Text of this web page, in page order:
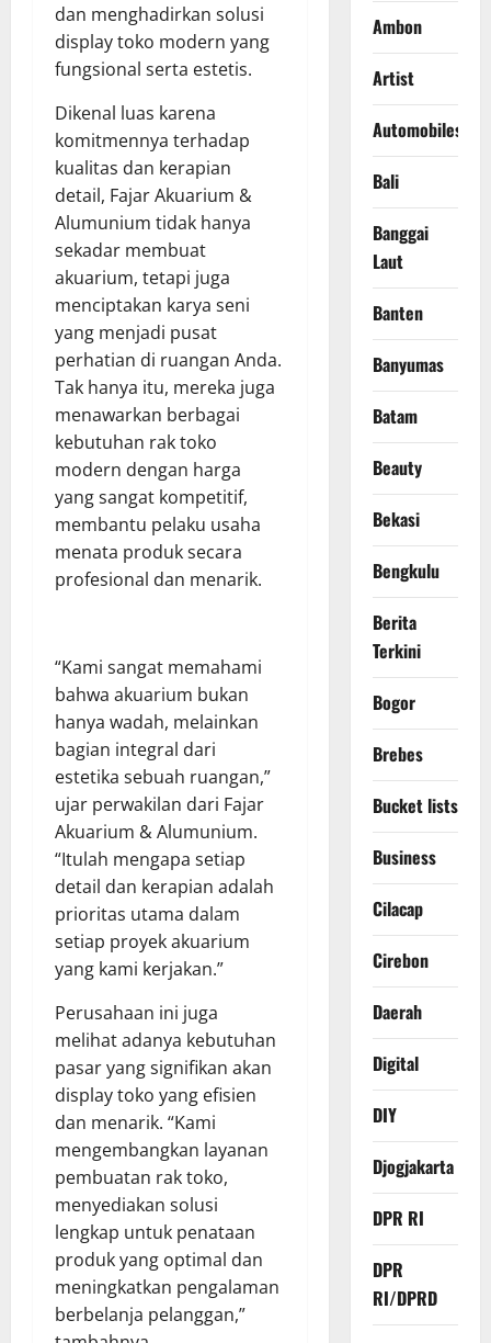
dan menghadirkan solusi
display toko modern yang
fungsional serta estetis.
Dikenal luas karena
komitmennya terhadap
kualitas dan kerapian
detail, Fajar Akuarium &
Alumunium tidak hanya
sekadar membuat
akuarium, tetapi juga
menciptakan karya seni
yang menjadi pusat
perhatian di ruangan Anda.
Tak hanya itu, mereka juga
menawarkan berbagai
kebutuhan rak toko
modern dengan harga
yang sangat kompetitif,
membantu pelaku usaha
menata produk secara
profesional dan menarik.
“Kami sangat memahami
bahwa akuarium bukan
hanya wadah, melainkan
bagian integral dari
estetika sebuah ruangan,”
ujar perwakilan dari Fajar
Akuarium & Alumunium.
“Itulah mengapa setiap
detail dan kerapian adalah
prioritas utama dalam
setiap proyek akuarium
yang kami kerjakan.”
Perusahaan ini juga
melihat adanya kebutuhan
pasar yang signifikan akan
display toko yang efisien
dan menarik. “Kami
mengembangkan layanan
pembuatan rak toko,
menyediakan solusi
lengkap untuk penataan
produk yang optimal dan
meningkatkan pengalaman
berbelanja pelanggan,”
Ambon
Artist
Automobiles
Bali
Banggai
Laut
Banten
Banyumas
Batam
Beauty
Bekasi
Bengkulu
Berita
Terkini
Bogor
Brebes
Bucket lists
Business
Cilacap
Cirebon
Daerah
Digital
DIY
Djogjakarta
DPR RI
DPR
RI/DPRD